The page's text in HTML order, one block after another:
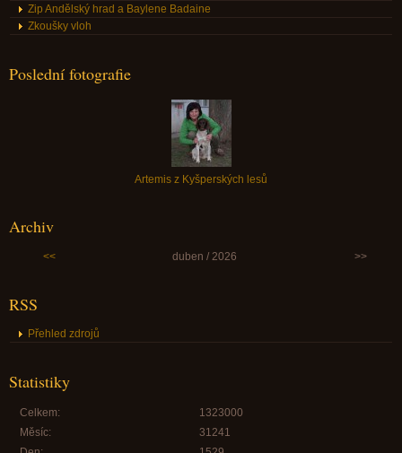
Zip Andělský hrad a Baylene Badaine
Zkoušky vloh
Poslední fotografie
Artemis z Kyšperských lesů
Archiv
<< duben / 2026 >>
RSS
Přehled zdrojů
Statistiky
Celkem:
1323000
Měsíc:
31241